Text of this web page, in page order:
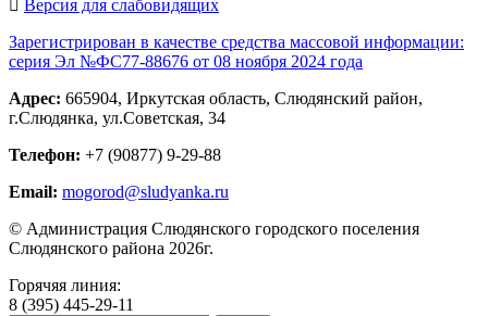
Версия для слабовидящих
Зарегистрирован в качестве средства массовой информации:
серия Эл №ФС77-88676 от 08 ноября 2024 года
Адрес: 665904, Иркутская область, Слюдянский район,
г.Слюдянка, ул.Советская, 34
Телефон: +7 (90877) 9-29-88
Email: mogorod@sludyanka.ru
© Администрация Слюдянского городского поселения
Слюдянского района 2026г.
Горячяя линия:
8 (395) 445-29-11